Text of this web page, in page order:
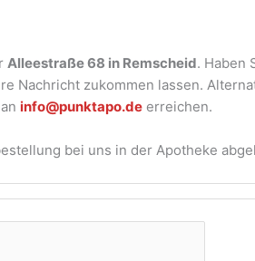
Alleestraße 68 in Remscheid. Haben
Nachricht zukommen lassen.
info@punktapo.de erreichen.
bei uns in der Apotheke